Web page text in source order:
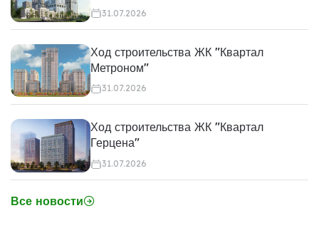
31.07.2026
Ход строительства ЖК "Квартал
Метроном"
31.07.2026
Ход строительства ЖК "Квартал
Герцена"
31.07.2026
Все новости